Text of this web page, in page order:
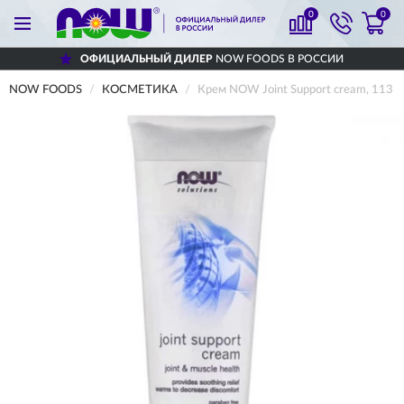
0 0
ОФИЦИАЛЬНЫЙ ДИЛЕРNOW FOODS В РОССИИ
NOW FOODS КОСМЕТИКА Крем NOW Joint Support cream, 113 г